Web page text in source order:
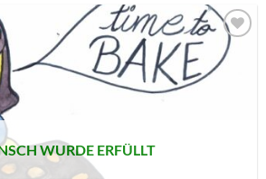
AUF MEINE
MERKLISTE
SETZEN
WURDE ERFÜLLT